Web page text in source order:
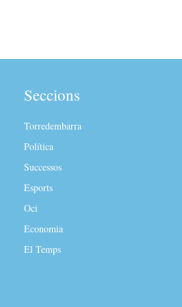
Seccions
Torredembarra
Política
Successos
Esports
Oci
Economia
El Temps